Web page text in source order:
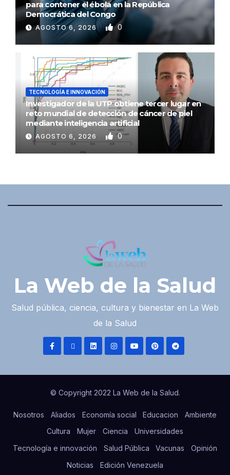
para contener el ébola en la República
Democrática del Congo
AGOSTO 6, 2026 0
TECNOLOGÍA E INNOVACIÓN
Investigador de la UTP obtiene tercer lugar en
reto mundial de detección de cáncer de piel
mediante inteligencia artificial
AGOSTO 6, 2026 0
La Web de la Salud
Salud pública, ciencia, cultura y bienestar en La Web
de la Salud
© Copyright 2022 La Web de la Salud.
Nosotros Aliados Economía social Educacion
Ambiente
Cultura
Mujer Ciencia
Universidades
Tecnología e innovación
Salud Pública Vacunas
Opinión
Noticias
Edición Venezuela